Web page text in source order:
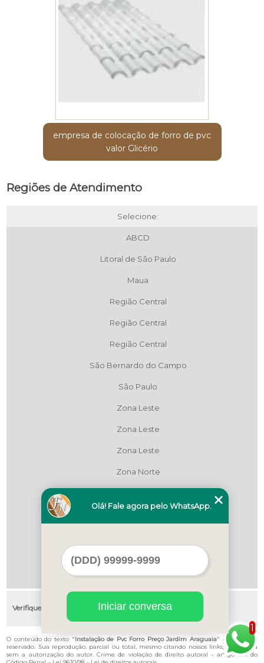
empresa de colocação de forro de pvc
valor Glicério
Regiões de Atendimento
Selecione:
ABCD
Litoral de São Paulo
Maua
Região Central
Região Central
Região Central
São Bernardo do Campo
São Paulo
Zona Leste
Zona Leste
Zona Leste
Zona Norte
Zona Sul
Zona Sul
Verifique as regiões que atendemos
O conteúdo do texto "Instalação de Pvc Forro Preço Jardim Araguaia" é de direito
reservado. Sua reprodução, parcial ou total, mesmo citando nossos links, é proibida
sem a autorização do autor. Crime de violação de direito autoral – artigo 184 do
1
Olá! Fale agora pelo WhatsApp.
Iniciar conversa